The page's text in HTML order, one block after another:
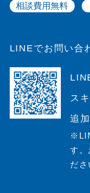
相談費用無料
LINEでお問い合
ス
追
す。
ださ